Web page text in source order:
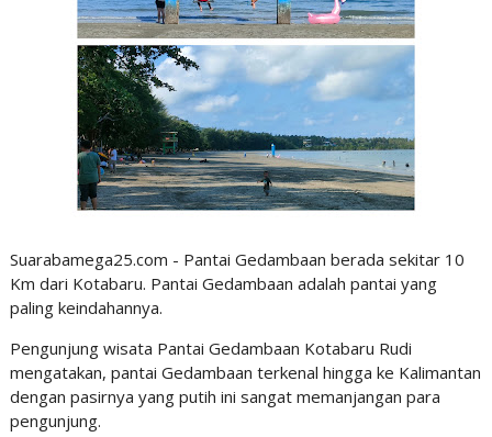
Suarabamega25.com - Pantai Gedambaan berada sekitar 10
Km dari Kotabaru. Pantai Gedambaan adalah pantai yang
paling keindahannya.
Pengunjung wisata Pantai Gedambaan Kotabaru Rudi
mengatakan, pantai Gedambaan terkenal hingga ke Kalimantan
dengan pasirnya yang putih ini sangat memanjangan para
pengunjung.